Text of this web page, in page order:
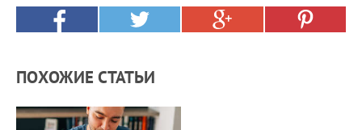
ПОХОЖИЕ СТАТЬИ